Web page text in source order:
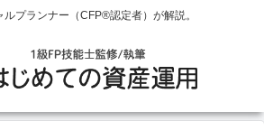
ルプランナー（CFP®認定者）が解説。